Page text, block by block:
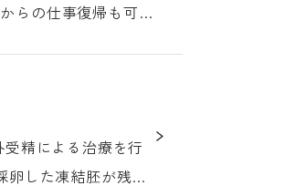
らの仕事復帰も可能